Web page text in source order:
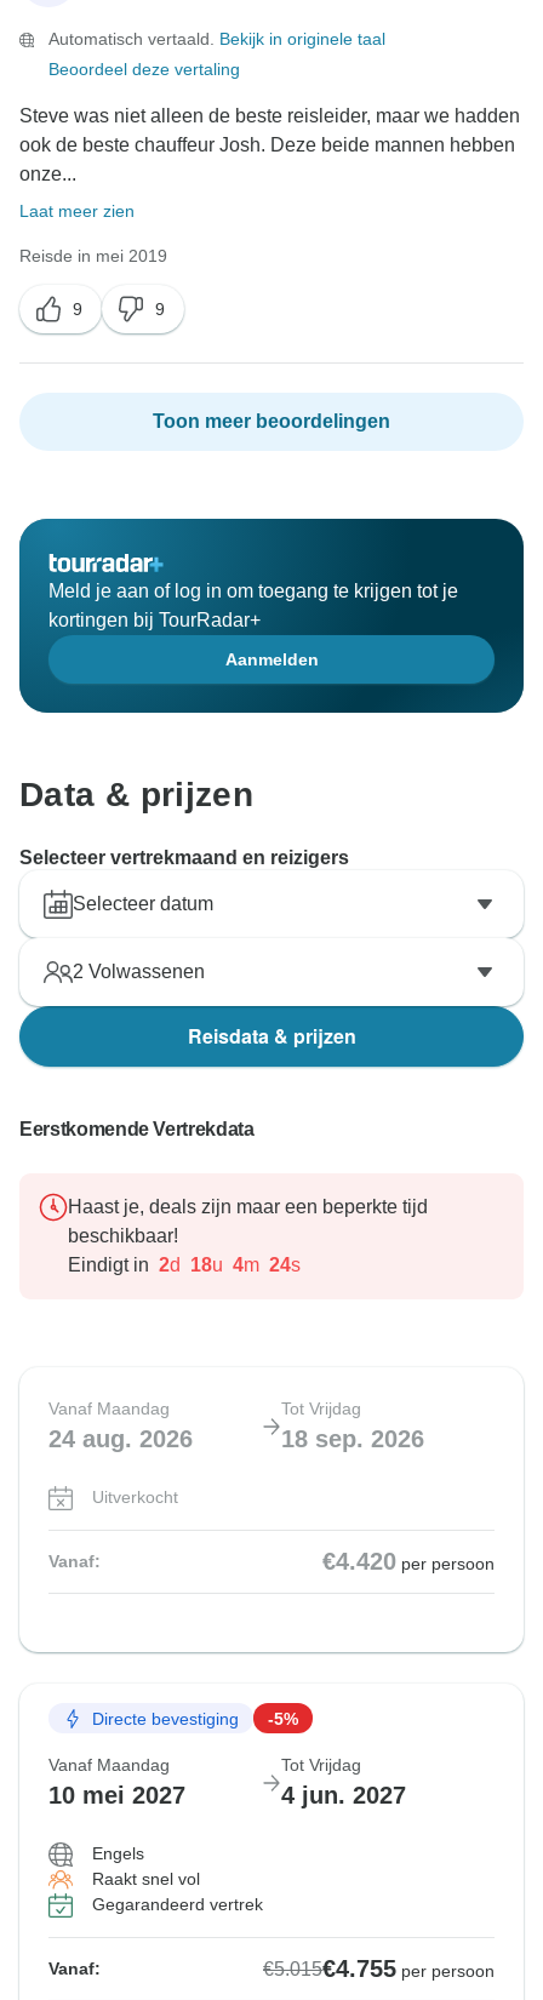
Automatisch vertaald. Bekijk in originele taal
Beoordeel deze vertaling
Steve was niet alleen de beste reisleider, maar we hadden
ook de beste chauffeur Josh. Deze beide mannen hebben
onze...
Laat meer zien
Reisde in mei 2019
9 9
Toon meer beoordelingen
Meld je aan of log in om toegang te krijgen tot je
kortingen bij TourRadar+
Aanmelden
Data & prijzen
Selecteer vertrekmaand en reizigers
Selecteer datum
2 Volwassenen
Reisdata & prijzen
Eerstkomende Vertrekdata
Haast je, deals zijn maar een beperkte tijd
beschikbaar!
Eindigt in 2d 18u 4m 23s
Vanaf Maandag
24 aug. 2026
Tot Vrijdag
18 sep. 2026
Uitverkocht
Vanaf: €4.420 per persoon
Directe bevestiging -5%
Vanaf Maandag
10 mei 2027
Tot Vrijdag
4 jun. 2027
Engels
Raakt snel vol
Gegarandeerd vertrek
Vanaf: €5.015€4.755 per persoon